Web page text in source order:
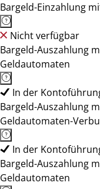
Bargeld-Einzahlung
Nicht verfügbar
Bargeld-Auszahlung
Geldautomaten
In der
Bargeld-Auszahlung
Geldautomaten-
In der
Bargeld-Auszahlung
Geldautomaten